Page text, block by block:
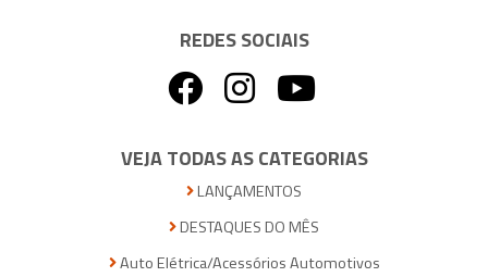
REDES SOCIAIS
VEJA TODAS AS CATEGORIAS
LANÇAMENTOS
DESTAQUES DO MÊS
Auto Elétrica/Acessórios Automotivos